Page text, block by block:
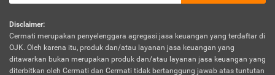
Disclaimer:
Cermati merupakan penyelenggara agregasi jasa keuangan yang terdaftar di
OJK. Oleh karena itu, produk dan/atau layanan jasa keuangan yang
ditawarkan bukan merupakan produk dan/atau layanan jasa keuangan yang
diterbitkan oleh Cermati dan Cermati tidak bertanggung jawab atas tuntutan